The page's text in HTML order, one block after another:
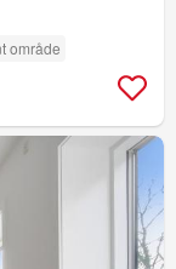
område